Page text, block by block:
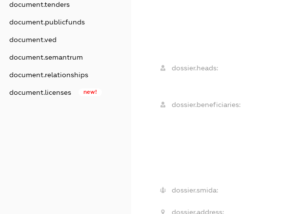
document.tenders
document.publicfunds
document.ved
document.semantrum
document.relationships
document.licenses new!
dossier.heads:
dossier.beneficiaries:
dossier.smida:
dossier.address: